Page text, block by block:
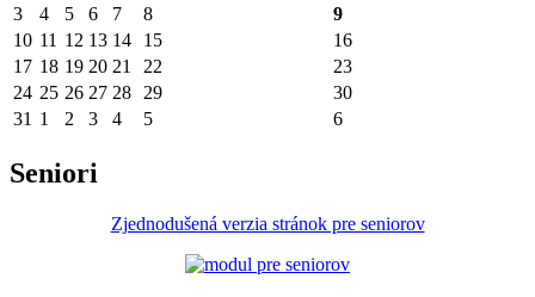
3
4 5 6 7 8
9
10 11 12 13 14 15
16
17 18 19 20 21 22
23
24 25 26 27 28 29
30
31 1 2 3 4 5 6
Seniori
Zjednodušená verzia stránok pre seniorov